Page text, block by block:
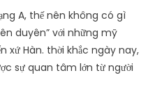
A, thế nên không có gì
duyên” với những mỹ
xứ Hàn. thời khắc ngày nay,
sự quan tâm lớn từ người